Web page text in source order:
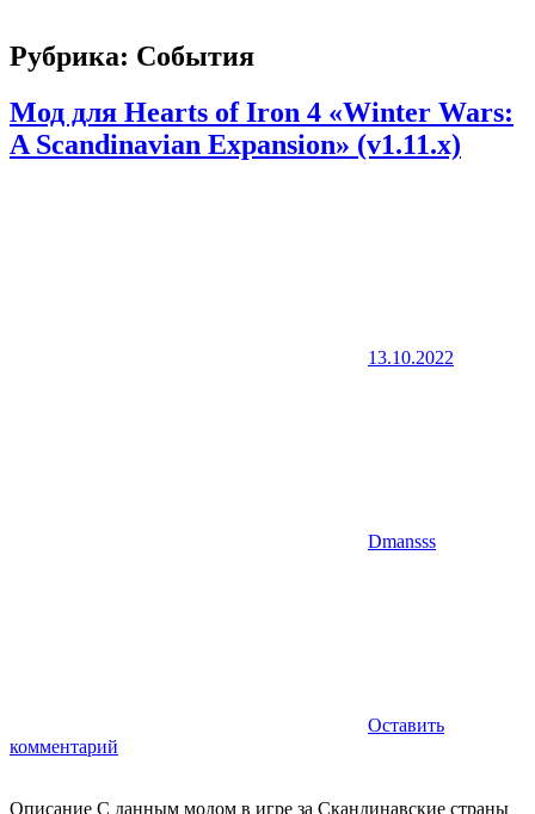
Рубрика: События
Мод для Hearts of Iron 4 «Winter Wars:
A Scandinavian Expansion» (v1.11.x)
13.10.2022
Dmansss
Оставить
комментарий
Описание С данным модом в игре за Скандинавские страны